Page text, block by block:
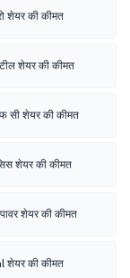
शेयर की कीमत
शेयर की कीमत
सी शेयर की कीमत
शेयर की कीमत
शेयर की कीमत
शेयर की कीमत